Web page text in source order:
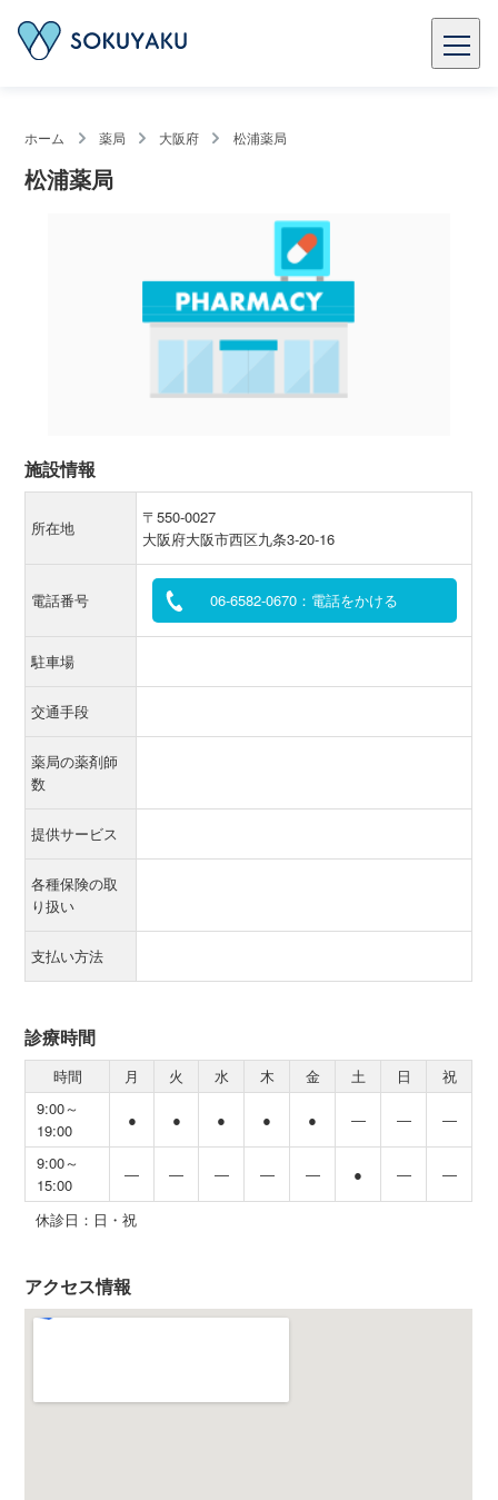
ホーム 薬局 大阪府 松浦薬局
松浦薬局
施設情報
所在地
〒550-0027
大阪府大阪市西区九条3-20-16
電話番号 06-6582-0670：電話をかける
駐車場
交通手段
薬局の薬剤師
数
提供サービス
各種保険の取
り扱い
支払い方法
診療時間
時間 月 火 水 木 金 土 日
祝
9:00～
19:00
● ● ● ● ● ― ― ―
9:00～
15:00
― ― ― ― ― ● ― ―
休診日：日・祝
アクセス情報